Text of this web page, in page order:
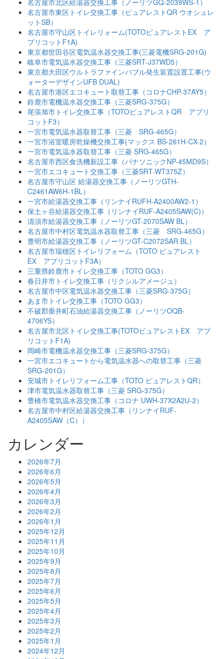
名古屋市東区トイレ交換工事（ピュアレストQR ウオシュレ
ットSB）
名古屋市守山区トイレリォーム(TOTOピュアレストEX ア
プリコットF1A)
東京都世田谷区電気温水器交換工事(三菱電機SRG-201G)
岐阜市電気温水器交換工事（三菱SRT-J37WD5）
東京都大田区ウルトラファインバブル発生装置設置工事(ウ
ォーターデザインUFB DUAL)
名古屋市港区エコキュート取替工事（コロナCHP-37AY5）
鈴鹿市電機温水器交換工事（三菱SRG-375G）
尾張旭市トイレ交換工事（TOTOピュアレストQR アプリ
コットF3）
一宮市電気温水器取替工事（三菱 SRG-465G）
一宮市浴室暖房乾燥機交換工事(マックス BS-261H-CX-2）
一宮市電気温水器取替工事（三菱 SRG-465G）
名古屋市西区食洗機新設工事（パナソニックNP-45MD9S）
一宮市エコキュート交換工事（三菱SRT-WT375Z）
名古屋市守山区 給湯器交換工事（ノーリツGTH-
C2461AW6H-1BL）
一宮市給湯器交換工事（リンナイRUFH-A2400AW2-1）
保土ヶ谷給湯器交換工事（リンナイRUF-A2405SAW(C)）
清須市給湯器交換工事（ノーリツGT-2070SAW BL）
名古屋市中村区電気温水器取替工事（三菱 SRG-465G）
豊明市給湯器交換工事（ノーリツGT-C2072SAR BL）
名古屋市瑞穂区トイレリフォーム（TOTO ピュアレスト
EX アプリコットF3A）
三重県鈴鹿市トイレ交換工事（TOTO GG3）
春日井市トイレ交換工事（リクシルアメージュ）
名古屋市中区電気温水器交換工事（三菱SRG-375G）
あま市トイレ交換工事（TOTO GG3）
不破郡垂井町石油給湯器交換工事（ノーリツOQB-
4706YS）
名古屋市北区トイレ交換工事(TOTOピュアレストEX アプ
リコットF1A)
岡崎市電機温水器交換工事（三菱SRG-375G）
一宮市エコキュートから電気温水器への取替工事（三菱
SRG-201G）
安城市トイレリフォーム工事（TOTO ピュアレストQR）
津市電気温水器取替工事（三菱 SRG-375G）
豊橋市電気温水器交換工事（コロナ UWH-37X2A2U-2）
名古屋市中村区給湯器交換工事（リンナイRUF-
A2405SAW（C））
カレンダー
2026年7月
2026年6月
2026年5月
2026年4月
2026年3月
2026年2月
2026年1月
2025年12月
2025年11月
2025年10月
2025年9月
2025年8月
2025年7月
2025年6月
2025年5月
2025年4月
2025年3月
2025年2月
2025年1月
2024年12月